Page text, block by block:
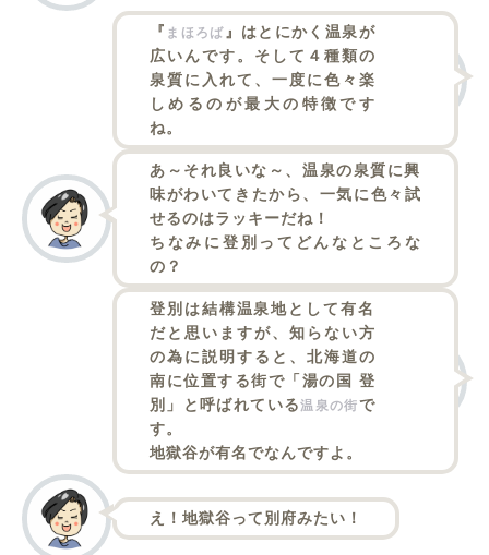
『 まほろば 』はとにかく温泉が
広いんです。そして４種類の
泉質に入れて、一度に色々楽
しめるのが最大の特徴です
ね。
あ～それ良いな～、温泉の泉質に興
味がわいてきたから、一気に色々試
せるのはラッキーだね！
ちなみに登別ってどんなところな
の？
登別は結構温泉地として有名
だと思いますが、知らない方
の為に説明すると、北海道の
南に位置する街で「湯の国 登
別」と呼ばれている温泉の街で
す。
地獄谷が有名でなんですよ。
え！地獄谷って別府みたい！